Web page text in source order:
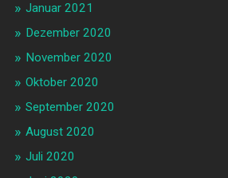
Januar 2021
Dezember 2020
November 2020
Oktober 2020
September 2020
August 2020
Juli 2020